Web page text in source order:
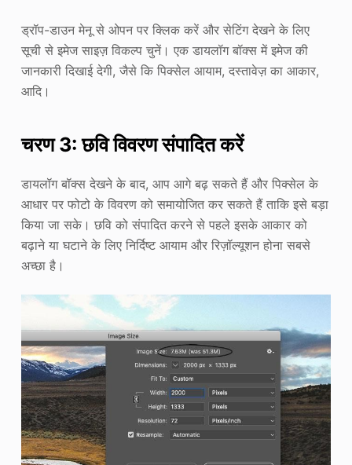
ड्रॉप-डाउन मेनू से ओपन पर क्लिक करें और सेटिंग देखने के लिए
सूची से इमेज साइज़ विकल्प चुनें। एक डायलॉग बॉक्स में इमेज की
जानकारी दिखाई देगी, जैसे कि पिक्सेल आयाम, दस्तावेज़ का आकार,
आदि।
चरण 3: छवि विवरण संपादित करें
डायलॉग बॉक्स देखने के बाद, आप आगे बढ़ सकते हैं और पिक्सेल के
आधार पर फोटो के विवरण को समायोजित कर सकते हैं ताकि इसे बड़ा
किया जा सके। छवि को संपादित करने से पहले इसके आकार को
बढ़ाने या घटाने के लिए निर्दिष्ट आयाम और रिज़ॉल्यूशन होना सबसे
अच्छा है।